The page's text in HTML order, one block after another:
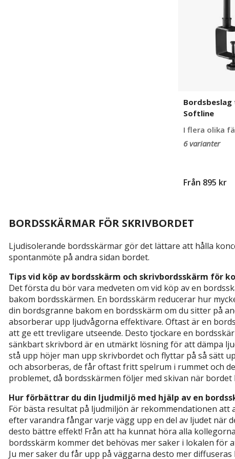
Softline
I flera olika
6 varianter
Från 895 kr
BORDSSKÄRMAR FÖR SKRIVBORDET
Ljudisolerande bordsskärmar gör det lättare att hålla
spontanmöte på andra sidan bordet.
Tips vid köp av bordsskärm och skrivbordsskärm för
Det första du bör vara medveten om vid köp av en
bakom bordsskärmen. En bordsskärm reducerar hur
din bordsgranne bakom en bordsskärm om du sitter på
absorberar upp ljudvågorna effektivare. Oftast är en
att ge ett trevligare utseende. Desto tjockare en
sänkbart skrivbord är en utmärkt lösning för att dämpa
stå upp höjer man upp skrivbordet och flyttar på så sätt
och absorberas, de får oftast fritt spelrum i rummet och
problemet, då bordsskärmen följer med skivan när
Hur förbättrar du din ljudmiljö med hjälp av en
För bästa resultat på ljudmiljön är rekommendationen att
efter varandra fångar varje vägg upp en del av ljudet när
desto bättre effekt! Från att ha kunnat höra alla
bordsskärm kommer det behövas mer saker i lokalen
Ju mer saker du får upp på väggarna desto mer